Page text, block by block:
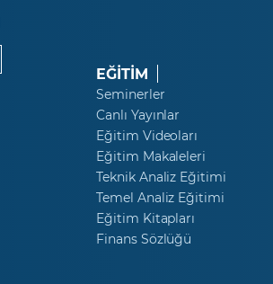
EĞİTİM
Seminerler
Canlı Yayınlar
Eğitim Videoları
Eğitim Makaleleri
Teknik Analiz Eğitimi
Temel Analiz Eğitimi
Eğitim Kitapları
Finans Sözlüğü